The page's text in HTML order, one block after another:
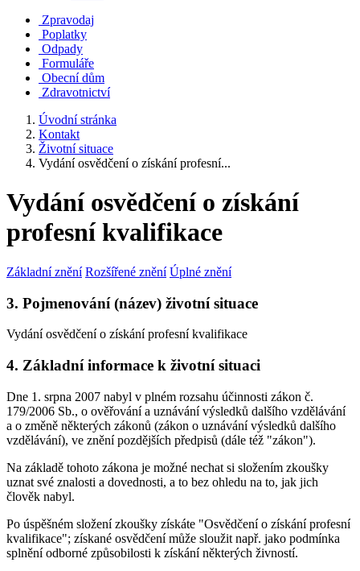
Zpravodaj
Poplatky
Odpady
Formuláře
Obecní dům
Zdravotnictví
Úvodní stránka
Kontakt
Životní situace
Vydání osvědčení o získání profesní...
Vydání osvědčení o získání
profesní kvalifikace
Základní znění Rozšířené znění Úplné znění
3. Pojmenování (název) životní situace
Vydání osvědčení o získání profesní kvalifikace
4. Základní informace k životní situaci
Dne 1. srpna 2007 nabyl v plném rozsahu účinnosti zákon č.
179/2006 Sb., o ověřování a uznávání výsledků dalšího vzdělávání
a o změně některých zákonů (zákon o uznávání výsledků dalšího
vzdělávání), ve znění pozdějších předpisů (dále též "zákon").
Na základě tohoto zákona je možné nechat si složením zkoušky
uznat své znalosti a dovednosti, a to bez ohledu na to, jak jich
člověk nabyl.
Po úspěšném složení zkoušky získáte "Osvědčení o získání profesní
kvalifikace"; získané osvědčení může sloužit např. jako podmínka
splnění odborné způsobilosti k získání některých živností.